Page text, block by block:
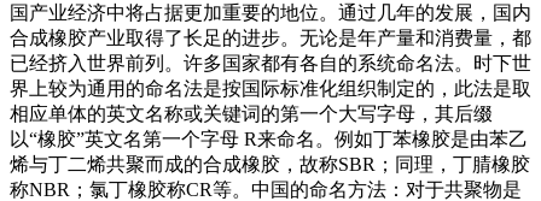
国产业经济中将占据更加重要的地位。通过几年的发展，国内
合成橡胶产业取得了长足的进步。无论是年产量和消费量，都
已经挤入世界前列。许多国家都有各自的系统命名法。时下世
界上较为通用的命名法是按国际标准化组织制定的，此法是取
相应单体的英文名称或关键词的第一个大写字母，其后缀
以“橡胶”英文名第一个字母 R来命名。例如丁苯橡胶是由苯乙
烯与丁二烯共聚而成的合成橡胶，故称SBR；同理，丁腈橡胶
称NBR；氯丁橡胶称CR等。中国的命名方法：对于共聚物是